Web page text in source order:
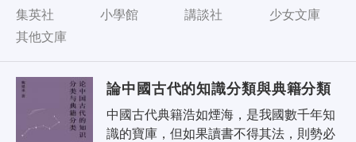
庫
集英社
小學館 講談社
少女文庫
其他文庫
論中國古代的知識分類與典籍分類
中國古代典籍浩如煙海，是我國數千年知
識的寶庫，但如果讀書不得其法，則勢必